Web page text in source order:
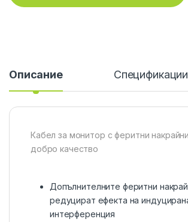
Описание Спецификации
Кабел за монитор с феритни
добро качество
Допълнителните феритни
редуцират ефекта на
интерференция